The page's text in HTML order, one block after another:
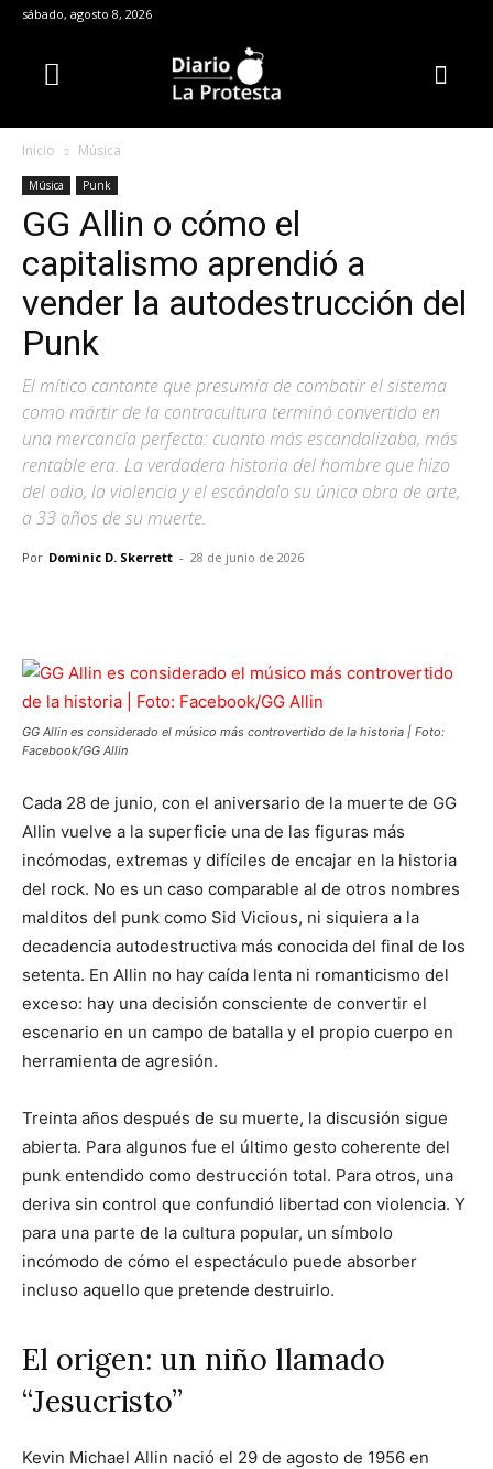
sábado, agosto 8, 2026
Inicio Música
Música Punk
GG Allin o cómo el
capitalismo aprendió a
vender la autodestrucción del
Punk
El mítico cantante que presumía de combatir el sistema
como mártir de la contracultura terminó convertido en
una mercancía perfecta: cuanto más escandalizaba, más
rentable era. La verdadera historia del hombre que hizo
del odio, la violencia y el escándalo su única obra de arte,
a 33 años de su muerte.
Por Dominic D. Skerrett - 28 de junio de 2026
GG Allin es considerado el músico más controvertido de la historia | Foto:
Facebook/GG Allin
Cada 28 de junio, con el aniversario de la muerte de GG
Allin vuelve a la superficie una de las figuras más
incómodas, extremas y difíciles de encajar en la historia
del rock. No es un caso comparable al de otros nombres
malditos del punk como Sid Vicious, ni siquiera a la
decadencia autodestructiva más conocida del final de los
setenta. En Allin no hay caída lenta ni romanticismo del
exceso: hay una decisión consciente de convertir el
escenario en un campo de batalla y el propio cuerpo en
herramienta de agresión.
Treinta años después de su muerte, la discusión sigue
abierta. Para algunos fue el último gesto coherente del
punk entendido como destrucción total. Para otros, una
deriva sin control que confundió libertad con violencia. Y
para una parte de la cultura popular, un símbolo
incómodo de cómo el espectáculo puede absorber
incluso aquello que pretende destruirlo.
El origen: un niño llamado
“Jesucristo”
Kevin Michael Allin nació el 29 de agosto de 1956 en